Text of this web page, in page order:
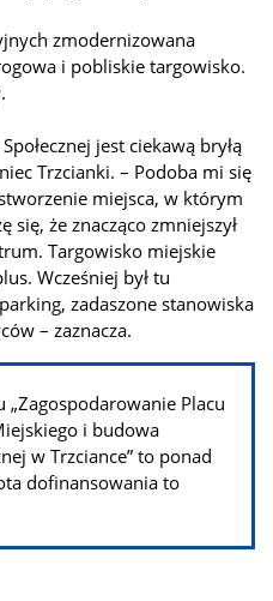
zmodernizowana
i pobliskie targowisko.
jest ciekawą bryłą
Trzcianki. – Podoba mi się
miejsca, w którym
się, że znacząco zmniejszył
Targowisko miejskie
Wcześniej był tu
zadaszone stanowiska
– zaznacza.
„Zagospodarowanie Placu
i budowa
w Trzciance” to ponad
dofinansowania to